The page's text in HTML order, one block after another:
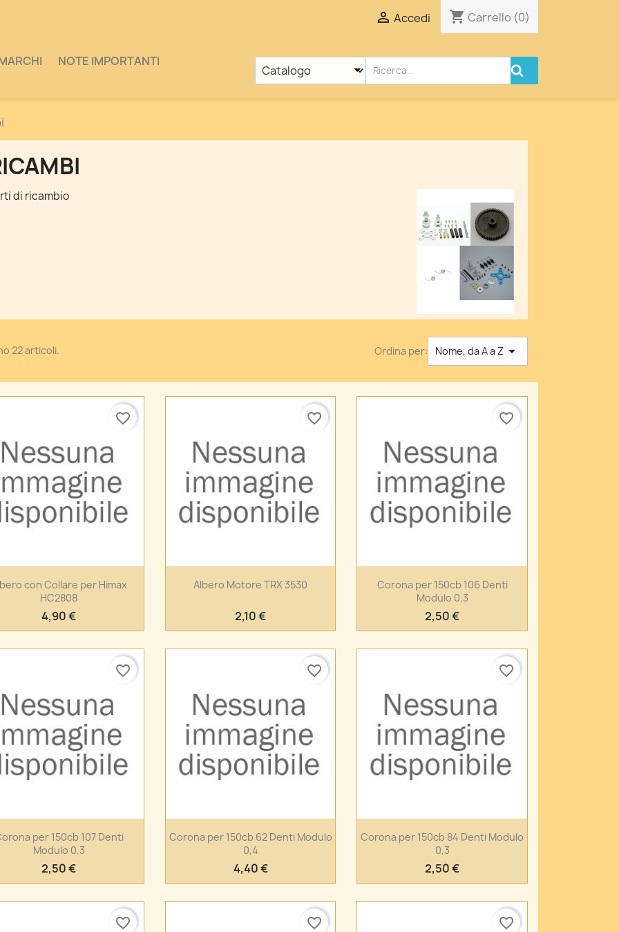
 Accedi shopping_cart Carrello (0)
NOTE IMPORTANTI
di ricambio
22 articoli. Ordina per: Nome, da A a Z 
Anteprima
con Collare per Himax
HC2808
4,90 €
favorite_border
Anteprima
Albero Motore TRX 3530
2,10 €
favorite_border
Anteprima
Corona per 150cb 106 Denti
Modulo 0,3
2,50 €
favorite_border
Anteprima
per 150cb 107 Denti
Modulo 0,3
2,50 €
favorite_border
Anteprima
Corona per 150cb 62 Denti Modulo
0,4
4,40 €
favorite_border
Anteprima
Corona per 150cb 84 Denti Modulo
0,3
2,50 €
favorite_border
favorite_border favorite_border favorite_border